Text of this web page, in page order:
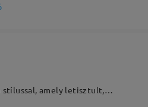
stílussal, amely letisztult,
jól néz ki. Rendkívül tartós és